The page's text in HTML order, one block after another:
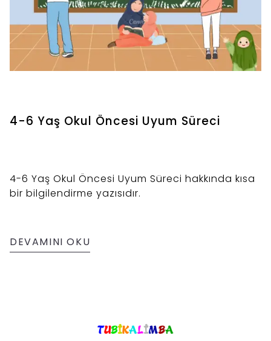
4-6 Yaş Okul Öncesi Uyum Süreci
4-6 Yaş Okul Öncesi Uyum Süreci hakkında kısa
bir bilgilendirme yazısıdır.
DEVAMINI OKU